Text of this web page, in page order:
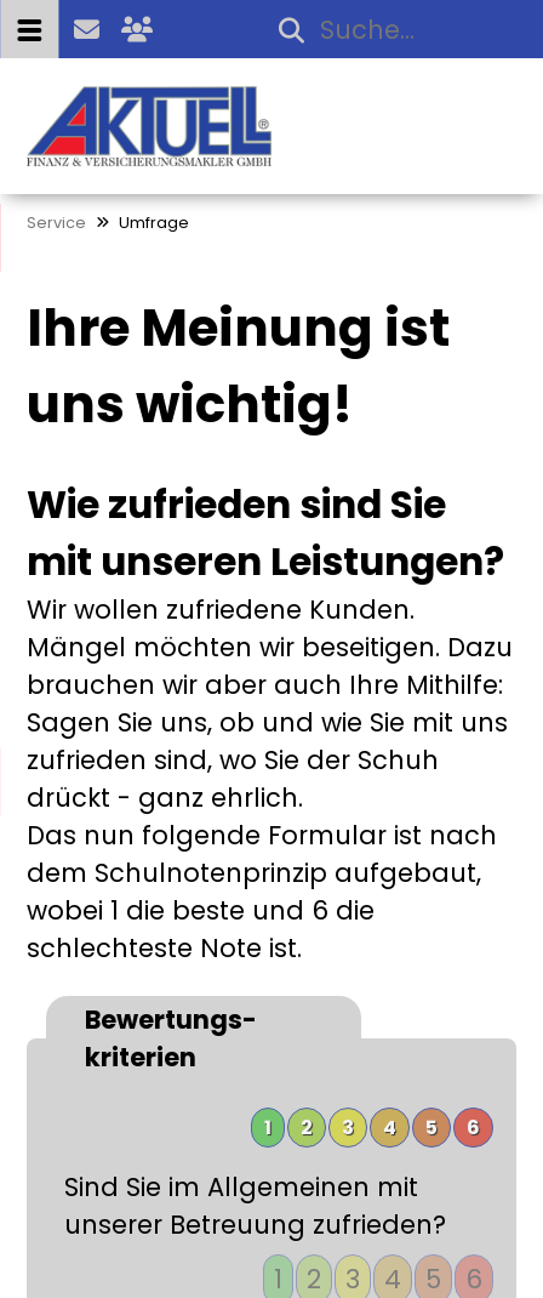
Service Umfrage
Ihre Meinung ist
uns wichtig!
Wie zufrieden sind Sie
mit unseren Leistungen?
Wir wollen zufriedene Kunden.
Mängel möchten wir beseitigen. Dazu
brauchen wir aber auch Ihre Mithilfe:
Sagen Sie uns, ob und wie Sie mit uns
zufrieden sind, wo Sie der Schuh
drückt - ganz ehrlich.
Das nun folgende Formular ist nach
dem Schulnotenprinzip aufgebaut,
wobei 1 die beste und 6 die
schlechteste Note ist.
Bewertungs­
kriterien
1 2 3 4 5 6
Sind Sie im Allgemeinen mit
unserer Betreuung zufrieden?
1
2 3 4 5
6